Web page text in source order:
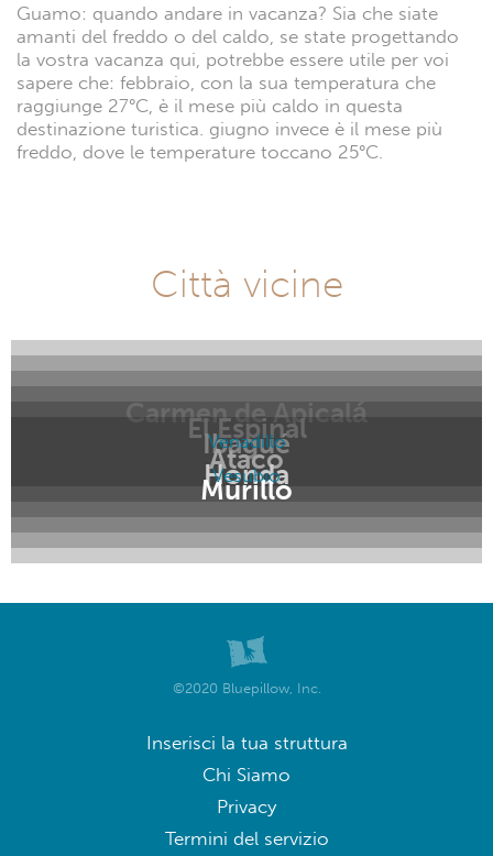
Guamo: quando andare in vacanza? Sia che siate
amanti del freddo o del caldo, se state progettando
la vostra vacanza qui, potrebbe essere utile per voi
sapere che: febbraio, con la sua temperatura che
raggiunge 27°C, è il mese più caldo in questa
destinazione turistica. giugno invece è il mese più
freddo, dove le temperature toccano 25°C.
Città vicine
Carmen de Apicalá
El Espinal
Ibagué
Ataco
Honda
Murillo
Venadillo
Vesubio
©2020 Bluepillow, Inc.
Inserisci la tua struttura
Chi Siamo
Privacy
Termini del servizio